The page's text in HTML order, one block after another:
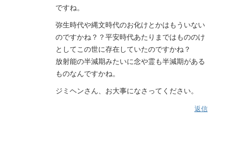
ですね。
弥生時代や縄文時代のお化けとかはもういない
のですかね？？平安時代あたりまではもののけ
としてこの世に存在していたのですかね？
放射能の半減期みたいに念や霊も半減期がある
ものなんですかね。
ジミヘンさん、お大事になさってください。
返信